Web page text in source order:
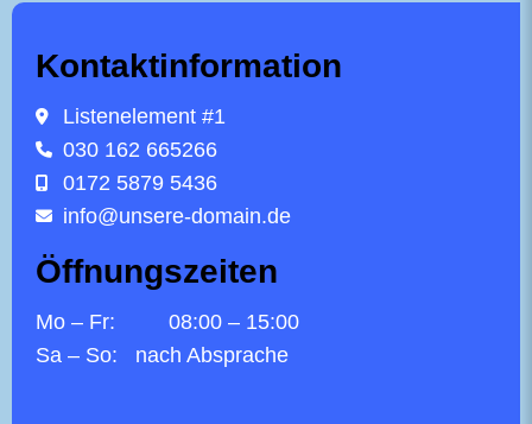
Kontaktinformation
Listenelement #1
030 162 665266
0172 5879 5436
info@unsere-domain.de
Öffnungszeiten
Mo – Fr: 08:00 – 15:00
Sa – So: nach Absprache